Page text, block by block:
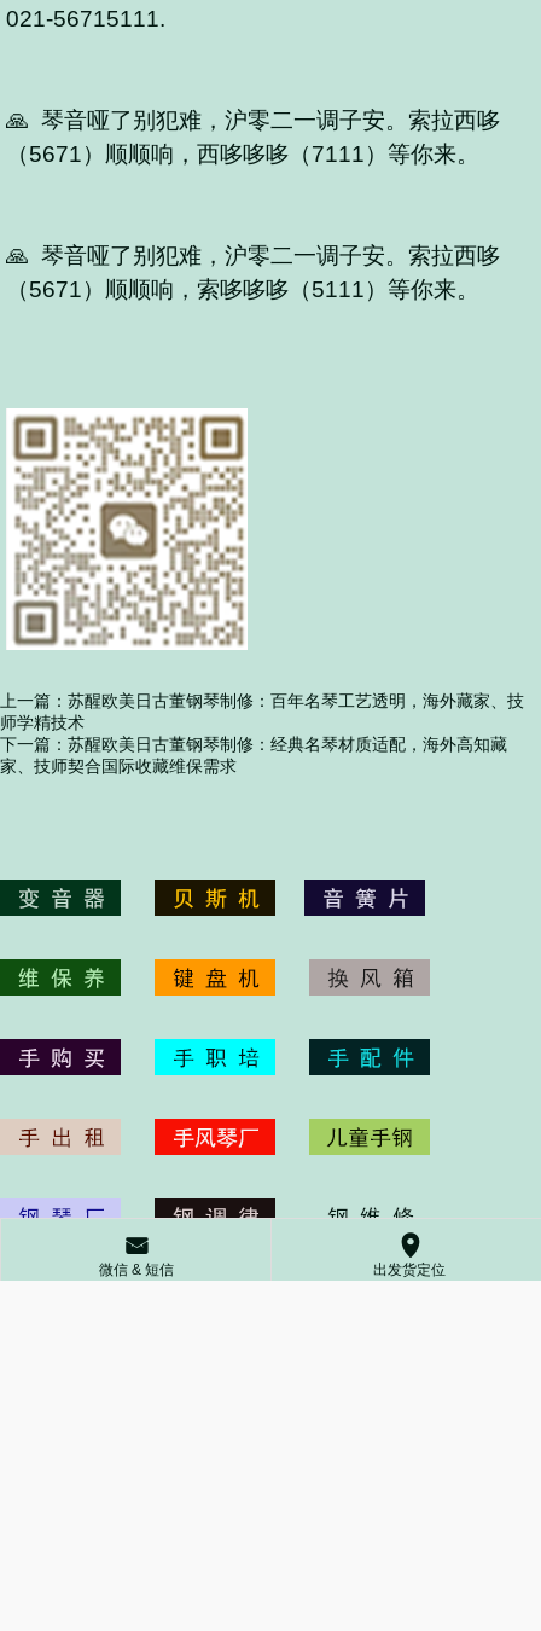
021-56715111.
🙏 琴音哑了别犯难，沪零二一调子安。索拉西哆
（5671）顺顺响，西哆哆哆（7111）等你来。
🙏 琴音哑了别犯难，沪零二一调子安。索拉西哆
（5671）顺顺响，索哆哆哆（5111）等你来。
上一篇： 苏醒欧美日古董钢琴制修：百年名琴工艺透明，海外藏家、技
师学精技术
下一篇： 苏醒欧美日古董钢琴制修：经典名琴材质适配，海外高知藏
家、技师契合国际收藏维保需求
󰄸
微信 & 短信
󰅊
出发货定位